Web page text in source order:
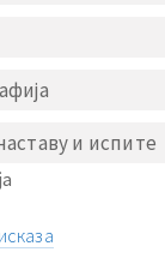
и испите